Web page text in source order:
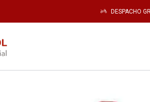
DESPACHO
Startseite Catálogo